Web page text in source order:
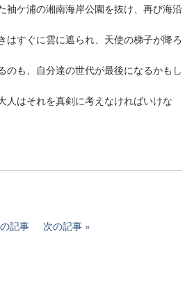
袖ケ浦の湘南海岸公園を抜け、再び海沿
はすぐに雲に遮られ、天使の梯子が降ろ
のも、自分達の世代が最後になるかもし
はそれを真剣に考えなければいけな
記事 次の記事